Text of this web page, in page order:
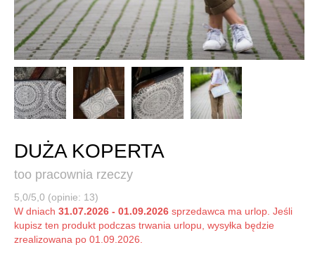
DUŻA KOPERTA
too pracownia rzeczy
5,0/5,0 (opinie: 13)
W dniach 31.07.2026 - 01.09.2026 sprzedawca ma urlop. Jeśli
kupisz ten produkt podczas trwania urlopu, wysyłka będzie
zrealizowana po 01.09.2026.